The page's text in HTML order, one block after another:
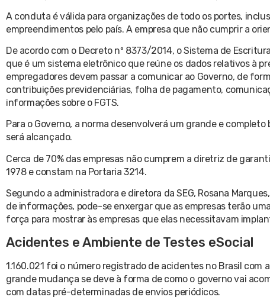
A conduta é válida para organizações de todo os portes,
empreendimentos pelo país. A empresa que não cumprir a
De acordo com o Decreto nº 8373/2014, o Sistema de
que é um sistema eletrônico que reúne os dados relativos à
empregadores devem passar a comunicar ao Governo, de
contribuições previdenciárias, folha de pagamento,
informações sobre o FGTS.
Para o Governo, a norma desenvolverá um grande e
será alcançado.
Cerca de 70% das empresas não cumprem a diretriz de
1978 e constam na Portaria 3214.
Segundo a administradora e diretora da SEG, Rosana
de informações, pode-se enxergar que as empresas terão
força para mostrar às empresas que elas necessitavam
Acidentes e Ambiente de Testes eSocial
1.160.021 foi o número registrado de acidentes no Brasil com
grande mudança se deve à forma de como o governo vai
com datas pré-determinadas de envios periódicos.